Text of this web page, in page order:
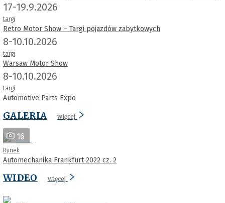
17-19.9.2026
targi
Retro Motor Show – Targi pojazdów zabytkowych
8-10.10.2026
targi
Warsaw Motor Show
8-10.10.2026
targi
Automotive Parts Expo
GALERIA więcej
16
Rynek
Automechanika Frankfurt 2022 cz. 2
WIDEO więcej